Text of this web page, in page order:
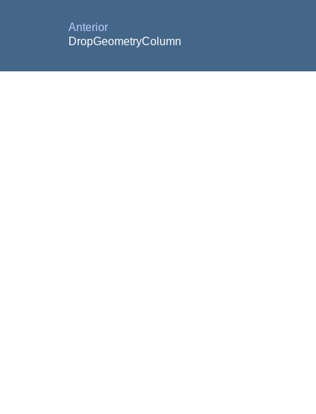
Anterior
DropGeometryColumn